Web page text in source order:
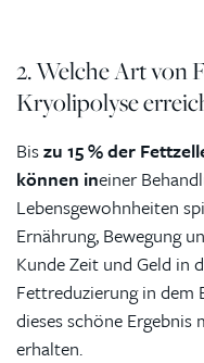
2. Welche Art von
Kryolipolyse
Biszu 15 % der
können ineiner
Lebensgewohnheiten
Ernährung, Bewegung
Kunde Zeit und Geld in
Fettreduzierung in dem
dieses schöne Ergebnis
erhalten.